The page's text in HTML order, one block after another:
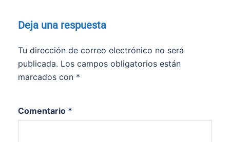
Deja una respuesta
Tu dirección de correo electrónico no será
publicada. Los campos obligatorios están
marcados con *
Comentario *